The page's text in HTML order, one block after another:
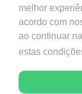
melhor
acordo com
ao continuar
estas